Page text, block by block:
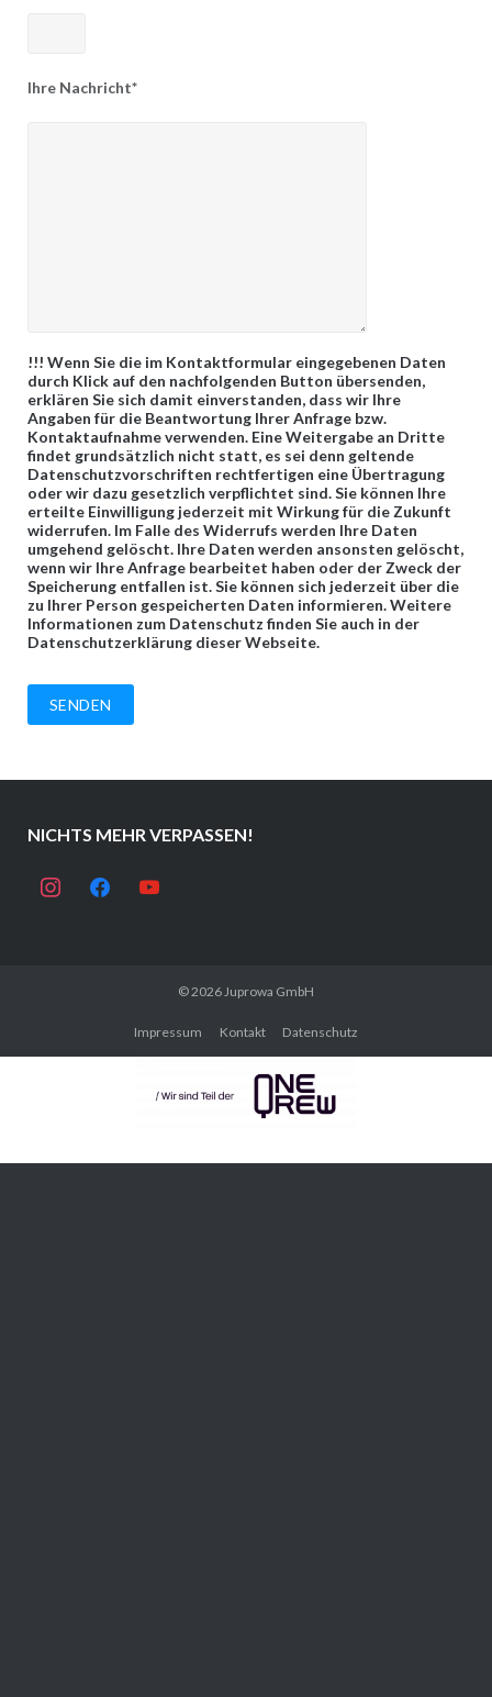
Ihre Nachricht*
!!! Wenn Sie die im Kontaktformular eingegebenen Daten
durch Klick auf den nachfolgenden Button übersenden,
erklären Sie sich damit einverstanden, dass wir Ihre
Angaben für die Beantwortung Ihrer Anfrage bzw.
Kontaktaufnahme verwenden. Eine Weitergabe an Dritte
findet grundsätzlich nicht statt, es sei denn geltende
Datenschutzvorschriften rechtfertigen eine Übertragung
oder wir dazu gesetzlich verpflichtet sind. Sie können Ihre
erteilte Einwilligung jederzeit mit Wirkung für die Zukunft
widerrufen. Im Falle des Widerrufs werden Ihre Daten
umgehend gelöscht. Ihre Daten werden ansonsten gelöscht,
wenn wir Ihre Anfrage bearbeitet haben oder der Zweck der
Speicherung entfallen ist. Sie können sich jederzeit über die
zu Ihrer Person gespeicherten Daten informieren. Weitere
Informationen zum Datenschutz finden Sie auch in der
Datenschutzerklärung dieser Webseite.
NICHTS MEHR VERPASSEN!
instagramfacebookyoutube
© 2026 Juprowa GmbH
Impressum Kontakt Datenschutz